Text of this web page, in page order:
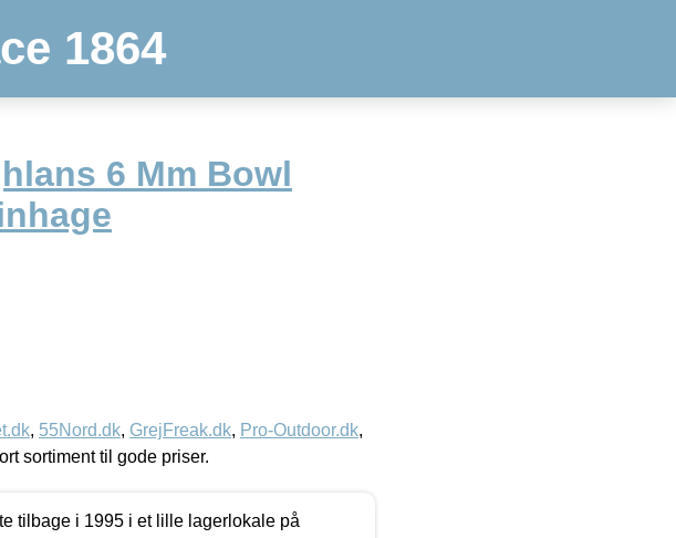
1864
6 Mm Bowl
, 55Nord.dk, GrejFreak.dk, Pro-Outdoor.dk,
sortiment til gode priser.
tilbage i 1995 i et lille lagerlokale på